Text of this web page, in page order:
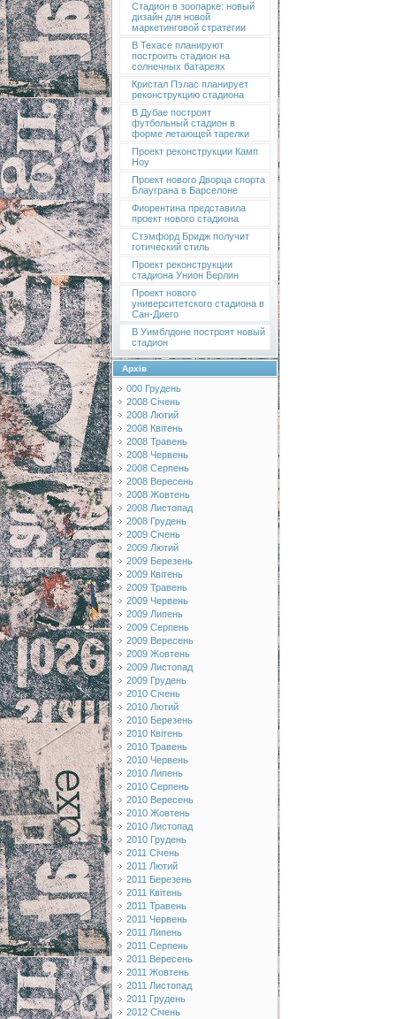
Стадион в зоопарке: новый
дизайн для новой
маркетинговой стратегии
В Техасе планируют
построить стадион на
солнечных батареях
Кристал Пэлас планирует
реконструкцию стадиона
В Дубае построят
футбольный стадион в
форме летающей тарелки
Проект реконструкции Камп
Ноу
Проект нового Дворца спорта
Блауграна в Барселоне
Фиорентина представила
проект нового стадиона
Стэмфорд Бридж получит
готический стиль
Проект реконструкции
стадиона Унион Берлин
Проект нового
университетского стадиона в
Сан-Диего
В Уимблдоне построят новый
стадион
Архів
000 Грудень
2008 Січень
2008 Лютий
2008 Квітень
2008 Травень
2008 Червень
2008 Серпень
2008 Вересень
2008 Жовтень
2008 Листопад
2008 Грудень
2009 Січень
2009 Лютий
2009 Березень
2009 Квітень
2009 Травень
2009 Червень
2009 Липень
2009 Серпень
2009 Вересень
2009 Жовтень
2009 Листопад
2009 Грудень
2010 Січень
2010 Лютий
2010 Березень
2010 Квітень
2010 Травень
2010 Червень
2010 Липень
2010 Серпень
2010 Вересень
2010 Жовтень
2010 Листопад
2010 Грудень
2011 Січень
2011 Лютий
2011 Березень
2011 Квітень
2011 Травень
2011 Червень
2011 Липень
2011 Серпень
2011 Вересень
2011 Жовтень
2011 Листопад
2011 Грудень
2012 Січень